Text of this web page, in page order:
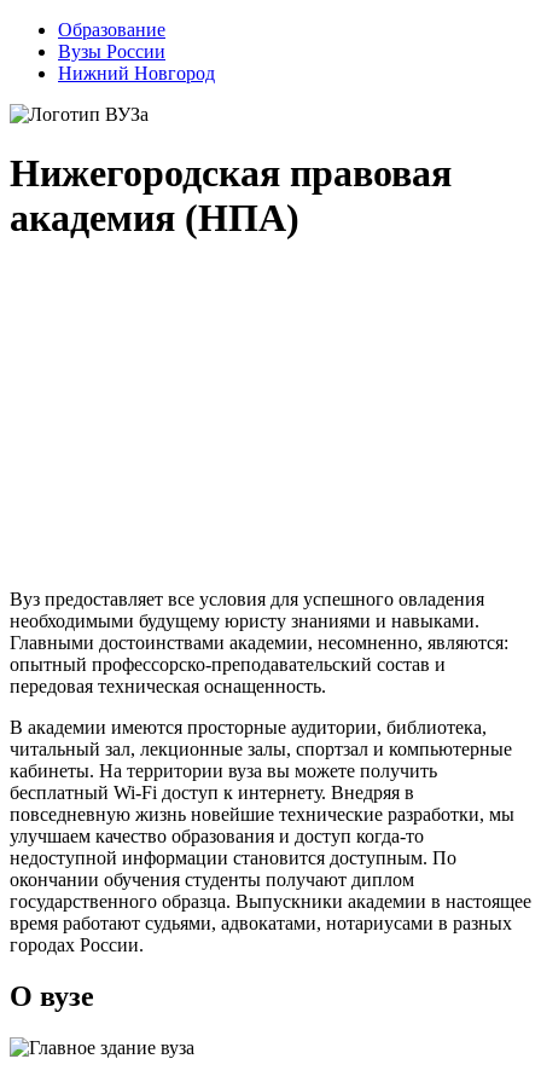
Образование
Вузы России
Нижний Новгород
Нижегородская правовая
академия (НПА)
Вуз предоставляет все условия для успешного овладения
необходимыми будущему юристу знаниями и навыками.
Главными достоинствами академии, несомненно, являются:
опытный профессорско-преподавательский состав и
передовая техническая оснащенность.
В академии имеются просторные аудитории, библиотека,
читальный зал, лекционные залы, спортзал и компьютерные
кабинеты. На территории вуза вы можете получить
бесплатный Wi-Fi доступ к интернету. Внедряя в
повседневную жизнь новейшие технические разработки, мы
улучшаем качество образования и доступ когда-то
недоступной информации становится доступным. По
окончании обучения студенты получают диплом
государственного образца. Выпускники академии в настоящее
время работают судьями, адвокатами, нотариусами в разных
городах России.
О вузе